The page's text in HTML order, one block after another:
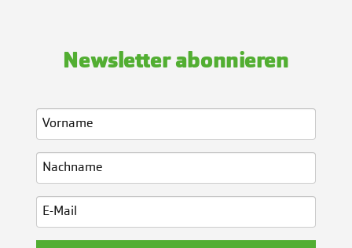
Newsletter abonnieren